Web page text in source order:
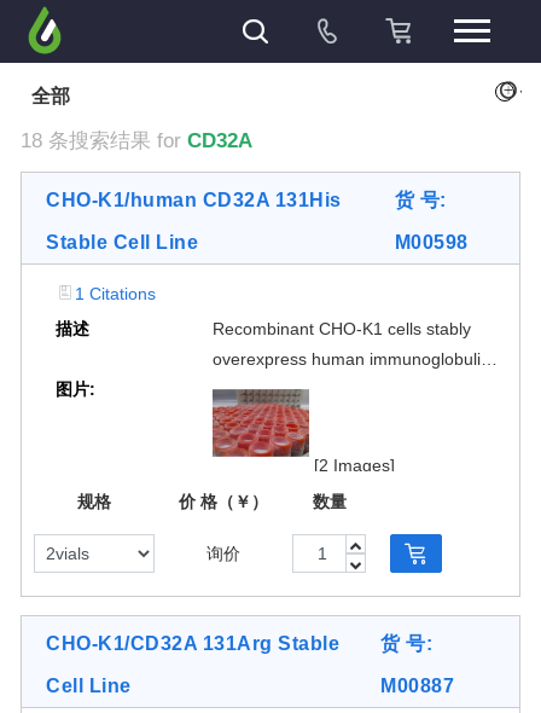
全部 +
18 条搜索结果 for CD32A
CHO-K1/human CD32A 131His
Stable Cell Line
货 号:
M00598
1 Citations
描述
Recombinant CHO-K1 cells stably
overexpress human immunoglobulin
gamma Fc region receptor II-a
(FcγRIIa/CD32A 131His) on the
surface. The surface expression of
analysis. This stable cell line product
is designed for measuring binding
affinity and stability of Fc region of
antibodies and Fc fusion proteins, or
antibody based biologics binding with
CD32A 131Arg stable cell line (Cat.
图片:
[2 Images]
规格
价 格（￥） 数量
询价
CHO-K1/CD32A 131Arg Stable
Cell Line
货 号:
M00887